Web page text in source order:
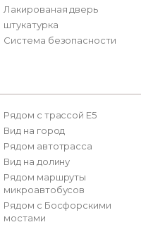
Лакированая дверь
штукатурка
Система безопасности
Рядом с трассой Е5
Вид на город
Рядом автотрасса
Вид на долину
Рядом маршруты
микроавтобусов
Рядом с Босфорскими
мостами